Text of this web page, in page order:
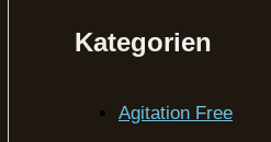
Kategorien
Agitation Free